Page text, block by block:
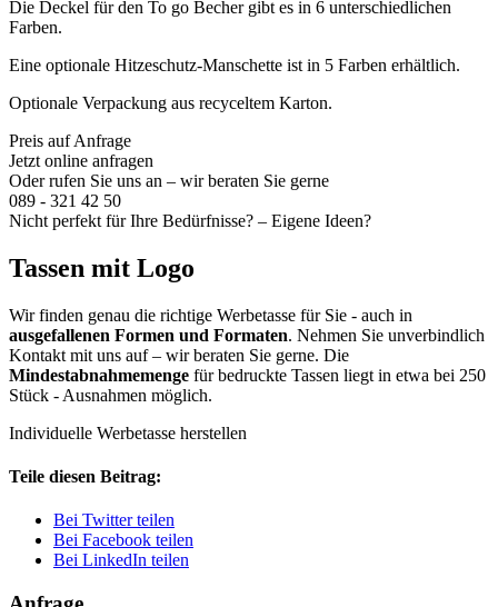
Die Deckel für den To go Becher gibt es in 6 unterschiedlichen
Farben.
Eine optionale Hitzeschutz-Manschette ist in 5 Farben erhältlich.
Optionale Verpackung aus recyceltem Karton.
Preis auf Anfrage
Jetzt online anfragen
Oder rufen Sie uns an – wir beraten Sie gerne
089 - 321 42 50
Nicht perfekt für Ihre Bedürfnisse? – Eigene Ideen?
Tassen mit Logo
Wir finden genau die richtige Werbetasse für Sie - auch in
ausgefallenen Formen und Formaten. Nehmen Sie unverbindlich
Kontakt mit uns auf – wir beraten Sie gerne. Die
Mindestabnahmemenge für bedruckte Tassen liegt in etwa bei 250
Stück - Ausnahmen möglich.
Individuelle Werbetasse herstellen
Teile diesen Beitrag:
Bei Twitter teilen
Bei Facebook teilen
Bei LinkedIn teilen